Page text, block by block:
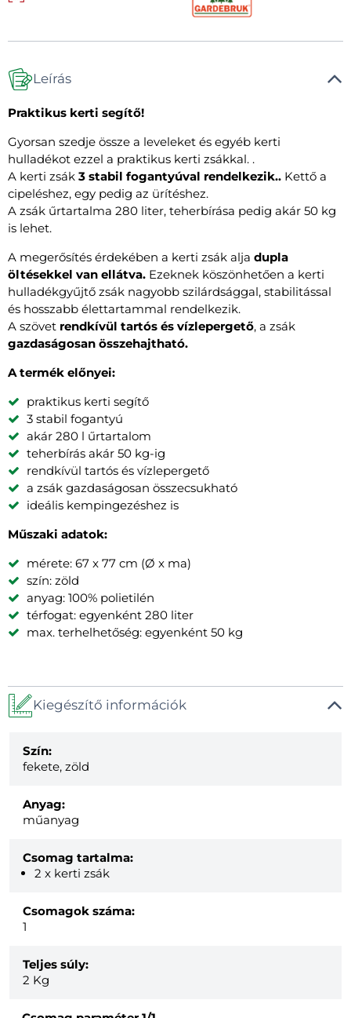
Leírás
Praktikus kerti segítő!
Gyorsan szedje össze a leveleket és egyéb kerti
hulladékot ezzel a praktikus kerti zsákkal. .
A kerti zsák 3 stabil fogantyúval rendelkezik.. Kettő a
cipeléshez, egy pedig az ürítéshez.
A zsák űrtartalma 280 liter, teherbírása pedig akár 50 kg
is lehet.
A megerősítés érdekében a kerti zsák alja dupla
öltésekkel van ellátva. Ezeknek köszönhetően a kerti
hulladékgyűjtő zsák nagyobb szilárdsággal, stabilitással
és hosszabb élettartammal rendelkezik.
A szövet rendkívül tartós és vízlepergető, a zsák
gazdaságosan összehajtható.
A termék előnyei:
praktikus kerti segítő
3 stabil fogantyú
akár 280 l űrtartalom
teherbírás akár 50 kg-ig
rendkívül tartós és vízlepergető
a zsák gazdaságosan összecsukható
ideális kempingezéshez is
Műszaki adatok:
mérete: 67 x 77 cm (Ø x ma)
szín: zöld
anyag: 100% polietilén
térfogat: egyenként 280 liter
max. terhelhetőség: egyenként 50 kg
Kiegészítő információk
Szín:
fekete, zöld
Anyag:
műanyag
Csomag tartalma:
2 x kerti zsák
Csomagok száma:
1
Teljes súly:
2 Kg